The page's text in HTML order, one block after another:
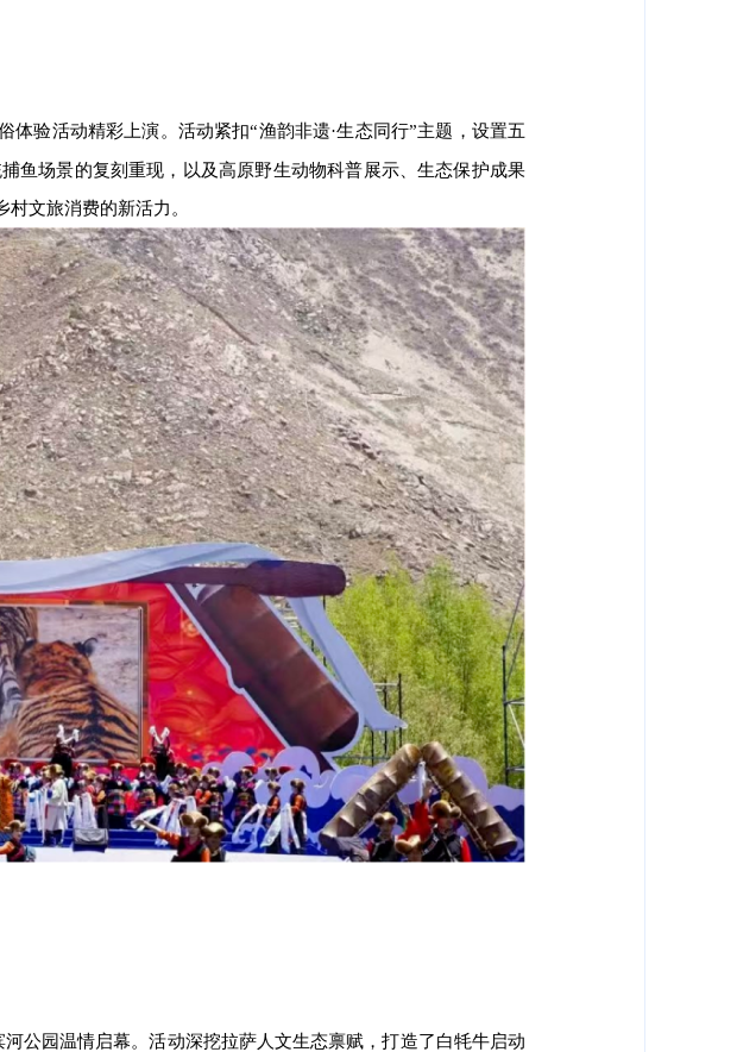
体验活动精彩上演。活动紧扣“渔韵非遗·生态同行”主题，设置五
鱼场景的复刻重现，以及高原野生动物科普展示、生态保护成果
村文旅消费的新活力。
河公园温情启幕。活动深挖拉萨人文生态禀赋，打造了白牦牛启动